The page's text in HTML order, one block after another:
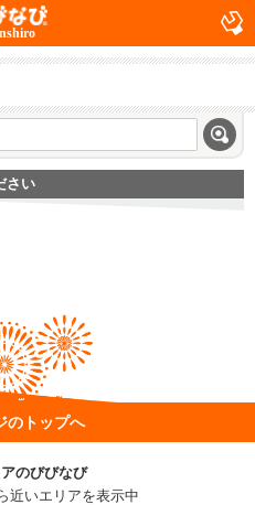
さい
のトップへ
のびびなび
近いエリアを表示中